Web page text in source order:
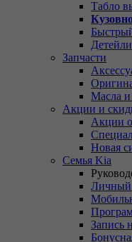
Табло
Запчасти
Масла и
Акции и
Акции
Новая
Семья Kia
Личный
Запись